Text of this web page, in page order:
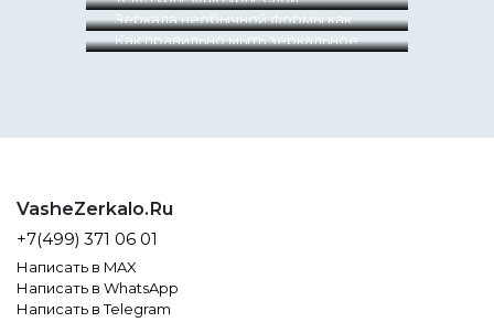
внешних углов
современный подход к дизайну
зеркал. Разбор запроса.
Зеркала необычной формы как
элемент оформления интерьера
Как правильно мыть зеркальное
VasheZerkalo.Ru
+7(499) 371 06 01
Написать в MAX
Написать в WhatsApp
Написать в Telegram